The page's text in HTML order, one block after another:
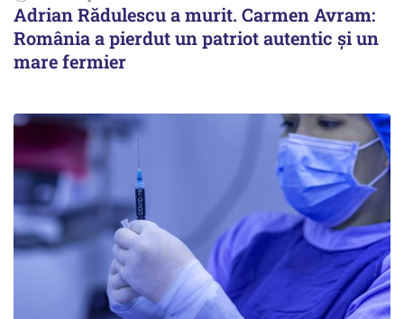
Adrian Rădulescu a murit. Carmen Avram:
România a pierdut un patriot autentic şi un
mare fermier